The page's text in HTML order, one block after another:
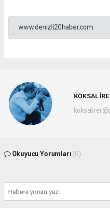
www.denizli20haber.com
KÖKSAL
Okuyucu Yorumları (0)